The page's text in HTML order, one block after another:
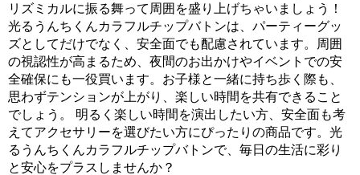
リズミカルに振る舞って周囲を盛り上げちゃいましょう！
光るうんちくんカラフルチップバトンは、パーティーグッ
ズとしてだけでなく、安全面でも配慮されています。周囲
の視認性が高まるため、夜間のお出かけやイベントでの安
全確保にも一役買います。お子様と一緒に持ち歩く際も、
思わずテンションが上がり、楽しい時間を共有できること
でしょう。 明るく楽しい時間を演出したい方、安全面も考
えてアクセサリーを選びたい方にぴったりの商品です。光
るうんちくんカラフルチップバトンで、毎日の生活に彩り
と安心をプラスしませんか？